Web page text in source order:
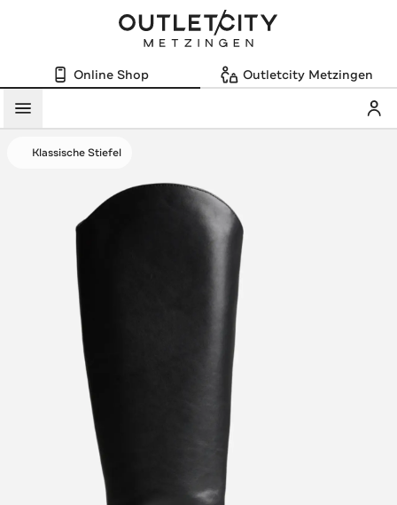
Online Shop Outletcity Metzingen
Menü
Klassische Stiefel